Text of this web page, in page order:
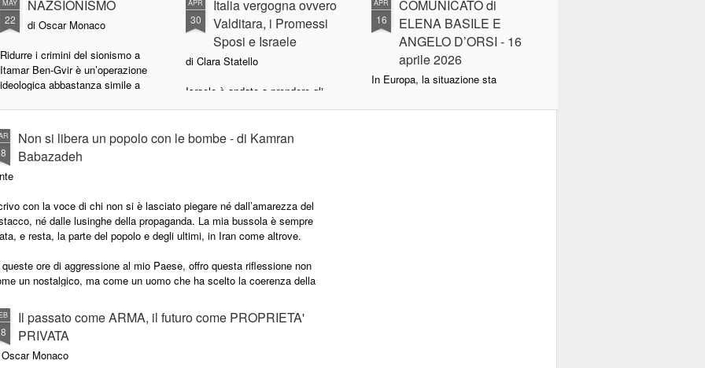
MAY
22
NAZSIONISMO
di Oscar Monaco
Ridurre i crimini del sionismo a
Itamar Ben-Gvir è un’operazione
ideologica abbastanza simile a
ridurre i crimini del nazismo a
Joseph Goebbels: serve a
trasformare un fenomeno storico e
strutturale in una deviazione
personale, a spostare tutto sul
figure per assolvere il quadro
politico e ideologico che le
produce.
La differenza, semmai, è ancora
più inquietante.
APR
30
Italia vergogna ovvero
Valditara, i Promessi
Sposi e Israele
di Clara Statello
Israele è andato a prendere gli
attivisti della Global Sumud
Gli Stati del Mediterraneo stanno
consentendo ad Israele di
eccezionalismo nel nostro mare.
difesa.
APR
16
COMUNICATO di
ELENA BASILE E
ANGELO D’ORSI - 16
aprile 2026
In Europa, la situazione sta
appare superato nell’indifferenza
Non si libera un popolo con le bombe - di Kamran
Babazadeh
con la voce di chi non si è lasciato piegare né dall’amarezza del
né dalle lusinghe della propaganda. La mia bussola è sempre
e resta, la parte del popolo e degli ultimi, in Iran come altrove.
queste ore di aggressione al mio Paese, offro questa riflessione non
un nostalgico, ma come un uomo che ha scelto la coerenza della
Il passato come ARMA, il futuro come PROPRIETA'
PRIVATA
Monaco